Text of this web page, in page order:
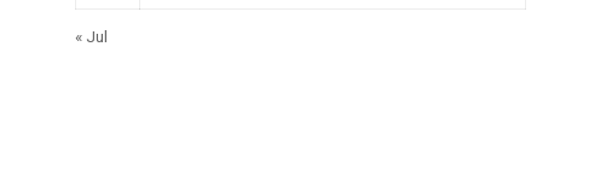
« Jul